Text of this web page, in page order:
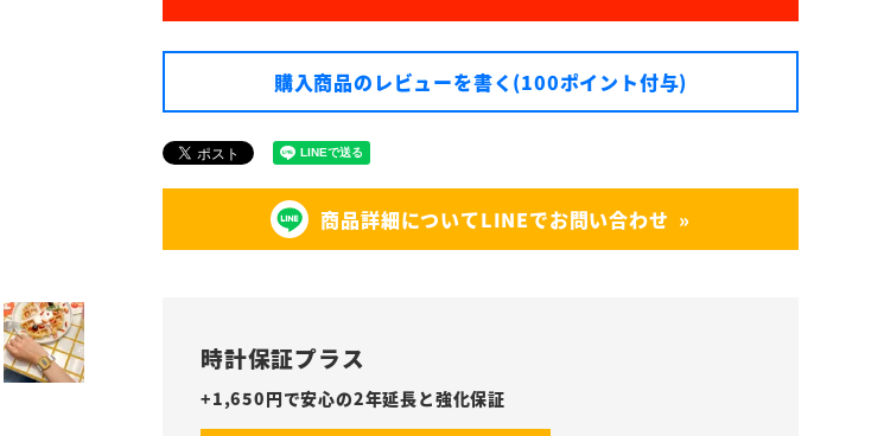
購入商品のレビューを書く(100ポイント付与)
商品詳細についてLINEでお問い合わせ
時計保証プラス
+1,650円で安心の2年延長と強化保証